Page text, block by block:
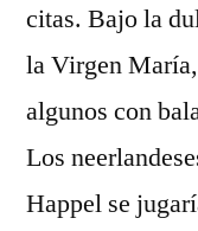
citas. Bajo la
la Virgen
algunos con
Los
Happel se